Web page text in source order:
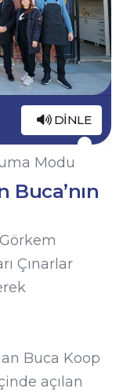
DINLE
Modu
Buca’nın
Çınarlar
Buca Koop
açılan